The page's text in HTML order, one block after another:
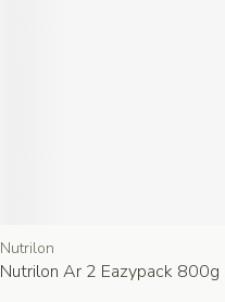
Nutrilon
Nutrilon Ar 2 Eazypack 800g